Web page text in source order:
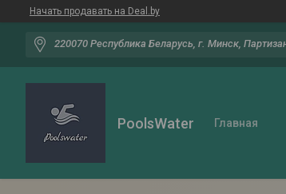
Начать продавать на Deal.by
220070 Республика Беларусь, г. Минск,
PoolsWater Главная